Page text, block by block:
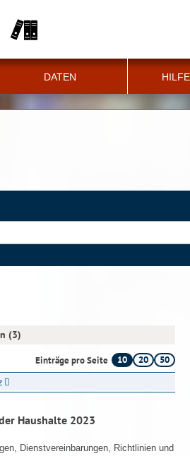
DATEN
(3)
Einträge pro Seite 10 20 50
Haushalte 2023
Dienstvereinbarungen, Richtlinien und